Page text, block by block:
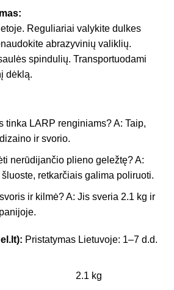
Reguliariai valykite dulkes
abrazyvinių valiklių.
spindulių. Transportuodami
dėklą.
tinka LARP renginiams? A: Taip,
ir svorio.
nerūdijančio plieno geležtę? A:
retkarčiais galima poliruoti.
ir kilmė? A: Jis sveria 2.1 kg ir
Pristatymas Lietuvoje: 1–7 d.d.
2.1 kg